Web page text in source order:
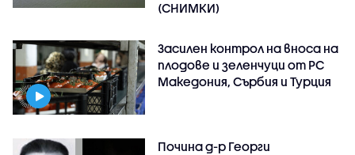
(СНИМКИ)
Засилен контрол на вноса на
плодове и зеленчуци от РС
Македония, Сърбия и Турция
Почина д-р Георги